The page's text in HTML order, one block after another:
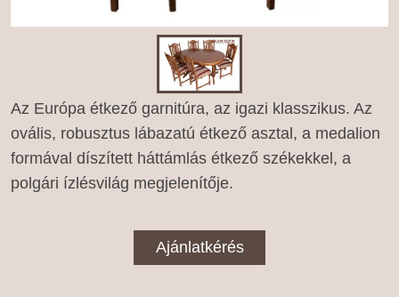
Az Európa étkező garnitúra, az igazi klasszikus. Az
ovális, robusztus lábazatú étkező asztal, a medalion
formával díszített háttámlás étkező székekkel, a
polgári ízlésvilág megjelenítője.
Ajánlatkérés